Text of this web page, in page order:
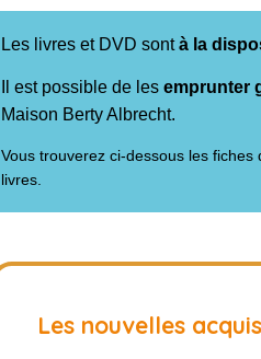
Les livres et DVD sontà la
Il est possible de les emprunter
Maison Berty Albrecht.
Vous trouverez ci-dessous les
livres.
Les nouvelles